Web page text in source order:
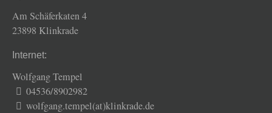
Am Schäferkaten 4
23898 Klinkrade
Internet:
Wolfgang Tempel
04536/8902982
wolfgang.tempel(at)klinkrade.de